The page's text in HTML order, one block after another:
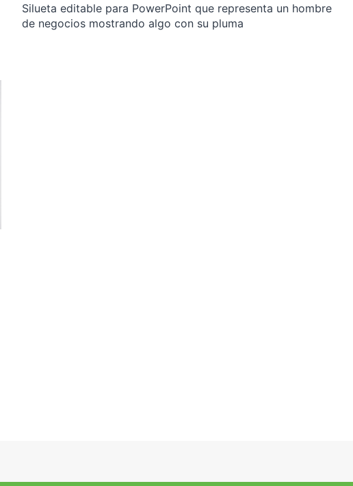
Silueta editable para PowerPoint que representa un hombre
de negocios mostrando algo con su pluma